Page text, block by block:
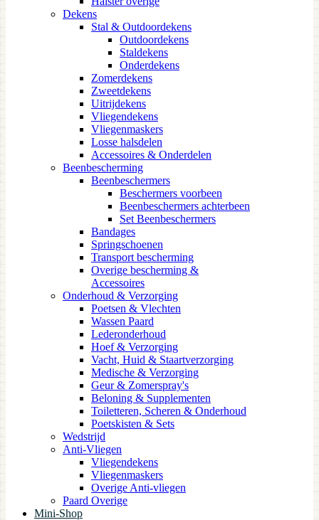
Dekens
Stal & Outdoordekens
Outdoordekens
Staldekens
Onderdekens
Zomerdekens
Zweetdekens
Uitrijdekens
Vliegendekens
Vliegenmaskers
Losse halsdelen
Accessoires & Onderdelen
Beenbescherming
Beenbeschermers
Beschermers voorbeen
Beenbeschermers achterbeen
Set Beenbeschermers
Bandages
Springschoenen
Transport bescherming
Overige bescherming &
Accessoires
Onderhoud & Verzorging
Poetsen & Vlechten
Wassen Paard
Lederonderhoud
Hoef & Verzorging
Vacht, Huid & Staartverzorging
Medische & Verzorging
Geur & Zomerspray's
Beloning & Supplementen
Toiletteren, Scheren & Onderhoud
Poetskisten & Sets
Wedstrijd
Anti-Vliegen
Vliegendekens
Vliegenmaskers
Overige Anti-vliegen
Paard Overige
Mini-Shop